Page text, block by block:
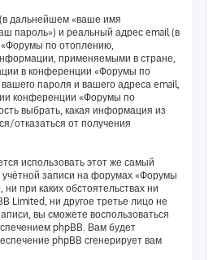
дальнейшем «ваше имя
пароль») и реальный адрес email (в
по отоплению,
применяемыми в стране,
в конференции «Форумы по
пароля и вашего адреса email,
конференции «Форумы по
выбрать, какая информация из
отказаться от получения
использовать этот же самый
учётной записи на форумах «Форумы
при каких обстоятельствах ни
Limited, ни другое третье лицо не
вы сможете воспользоваться
phpBB. Вам будет
phpBB сгенерирует вам